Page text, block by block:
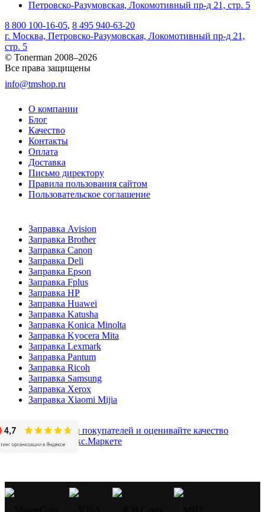
Петровско-Разумовская, Локомотивный пр-д 21, стр. 5
8 800 100-16-05, 8 495 940-63-20
г. Москва, Петровско-Разумовская, Локомотивный пр-д 21,
стр. 5
© Tonerman 2008–2026
Все права защищены
info@tmshop.ru
О компании
Блог
Качество
Контакты
Оплата
Доставка
Письмо директору
Правила пользования сайтом
Пользовательское соглашение
Заправка Avision
Заправка Brother
Заправка Canon
Заправка Deli
Заправка Epson
Заправка Fplus
Заправка HP
Заправка Huawei
Заправка Katusha
Заправка Konica Minolta
Заправка Kyocera Mita
Заправка Lexmark
Заправка Pantum
Заправка Ricoh
Заправка Samsung
Заправка Xerox
Заправка Xiaomi Mijia